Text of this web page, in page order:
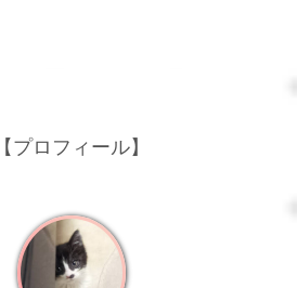
【プロフィール】